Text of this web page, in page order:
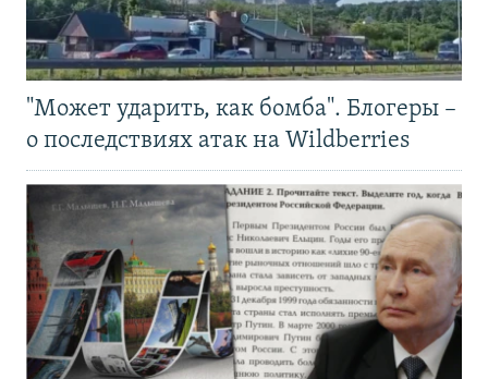
"Может ударить, как бомба". Блогеры –
о последствиях атак на Wildberries